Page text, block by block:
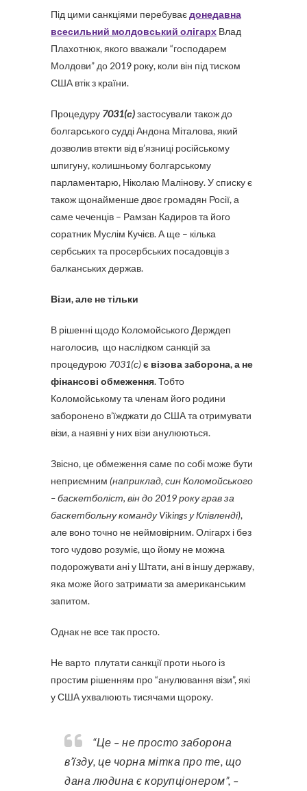
Під цими санкціями перебуваєдонедавна
всесильний молдовський олігарх Влад
Плахотнюк, якого вважали “господарем
Молдови” до 2019 року, коли він під тиском
США втік з країни.
Процедуру 7031(с)застосували також до
болгарського судді Андона Міталова, який
дозволив втекти від в’язниці російському
шпигуну, колишньому болгарському
парламентарю, Ніколаю Малінову. У списку є
також щонайменше двоє громадян Росії, а
саме чеченців – Рамзан Кадиров та його
соратник Муслім Кучієв. А ще – кілька
сербських та просербських посадовців з
балканських держав.
Візи, але не тільки
В рішенні щодо Коломойського Держдеп
наголосив, що наслідком санкцій за
процедурою 7031(с)є візова заборона, а не
фінансові обмеження. Тобто
Коломойському та членам його родини
заборонено в’їжджати до США та отримувати
візи, а наявні у них візи анулюються.
Звісно, це обмеження саме по собі може бути
неприємним (наприклад, син Коломойського
– баскетболіст, він до 2019 року грав за
баскетбольну команду Vikings у Клівленді),
але воно точно не неймовірним. Олігарх і без
того чудово розуміє, що йому не можна
подорожувати ані у Штати, ані в іншу державу,
яка може його затримати за американським
запитом.
Однак не все так просто.
Не варто плутати санкції проти нього із
простим рішенням про “анулювання візи”, які
у США ухвалюють тисячами щороку.
“Це – не просто заборона
в’їзду, це чорна мітка про те, що
дана людина є корупціонером”, –